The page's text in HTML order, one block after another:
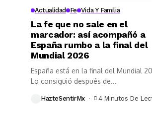
Actualidad Fe Vida Y Familia
La fe que no sale en el
marcador: así acompañó a
España rumbo a la final del
Mundial 2026
España está en la final del Mundial
Lo consiguió después de...
HazteSentirMx 4 Minutos De